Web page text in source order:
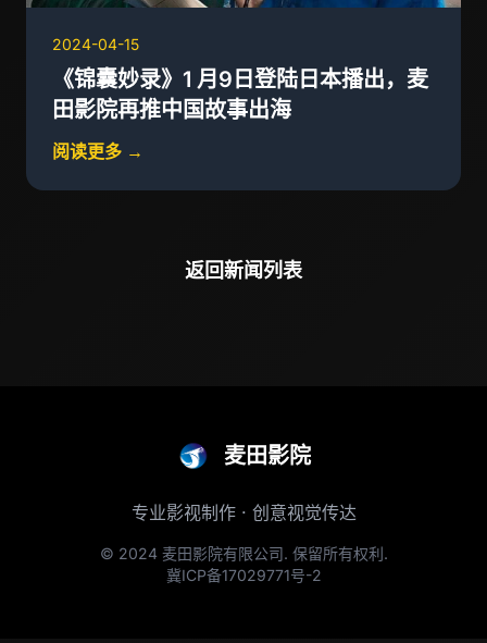
2024-04-15
《锦囊妙录》1 月9日登陆日本播出，麦
田影院再推中国故事出海
阅读更多 →
返回新闻列表
麦田影院
专业影视制作 · 创意视觉传达
© 2024 麦田影院有限公司. 保留所有权利.
冀ICP备17029771号-2